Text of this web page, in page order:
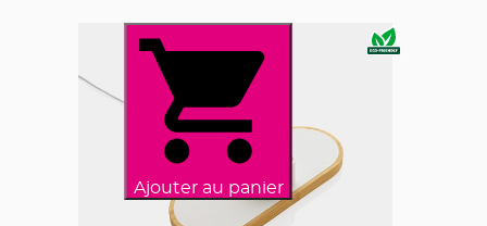
Ajouter au panier